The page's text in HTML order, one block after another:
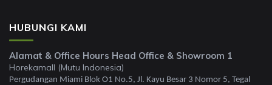
HUBUNGI KAMI
Alamat & Office Hours Head Office & Showroom 1
Horekamall (Mutu Indonesia)
Pergudangan Miami Blok O1 No.5, Jl. Kayu Besar 3 Nomor 5, Tegal